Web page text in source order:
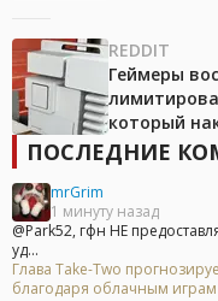
REDDIT
Геймеры
который
ПОСЛЕДНИЕ
mrGrim
1 минуту назад
@Park52, гфн НЕ
уд...
Глава Take-Two
благодаря облачным играм